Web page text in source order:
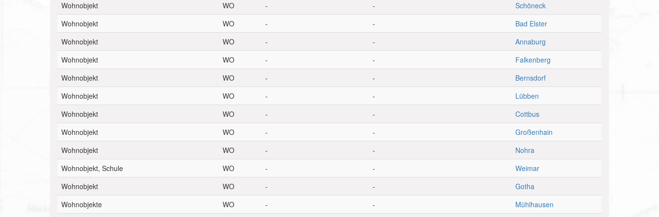
Wohnobjekt
WO - -
Schöneck
Wohnobjekt
WO - -
Bad Elster
Wohnobjekt
WO - -
Annaburg
Wohnobjekt
WO - -
Falkenberg
Wohnobjekt
WO - -
Bernsdorf
Wohnobjekt
WO - -
Lübben
Wohnobjekt
WO - -
Cottbus
Wohnobjekt
WO - -
Großenhain
Wohnobjekt
WO - -
Nohra
Wohnobjekt, Schule
WO - -
Weimar
Wohnobjekt
WO - -
Gotha
Wohnobjekte
WO - -
Mühlhausen